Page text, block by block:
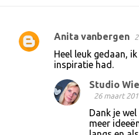
R
Anita vanbergen
Heel leuk gedaan,
inspiratie had.
Studio
26 maart
Dank je
meer